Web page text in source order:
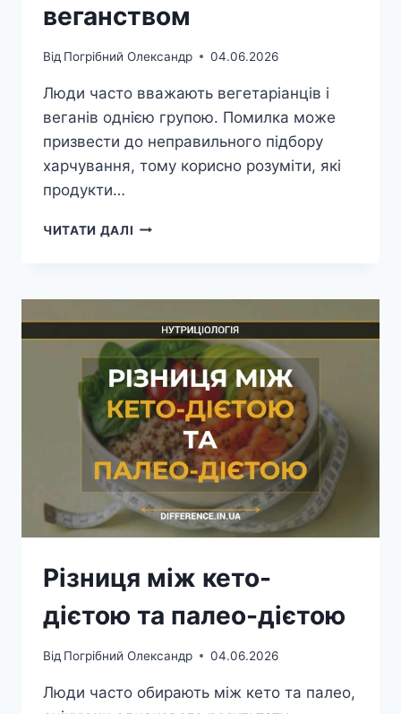
веганством
Від Погрібний Олександр 04.06.2026
Люди часто вважають вегетаріанців і
веганів однією групою. Помилка може
призвести до неправильного підбору
харчування, тому корисно розуміти, які
продукти…
ЧИТАТИ ДАЛІ РІЗНИЦЯ
ВЕГАНСТВОМ
Різниця між кето-
дієтою та палео-дієтою
Від Погрібний Олександр 04.06.2026
Люди часто обирають між кето та палео,